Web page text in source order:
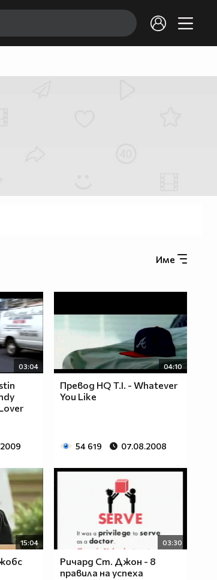
Име
03:04 04:10
Превод HQ T.I. - Whatever
You Like
54 619 07.08.2008
15:04 03:30
Ричард Ст. Джон - 8
правила на успеха